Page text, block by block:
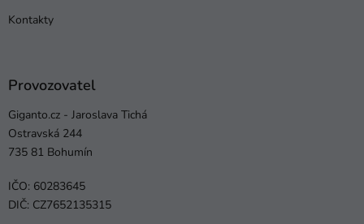
Kontakty
Provozovatel
Giganto.cz - Jaroslava Tichá
Ostravská 244
735 81 Bohumín
IČO: 60283645
DIČ: CZ7652135315